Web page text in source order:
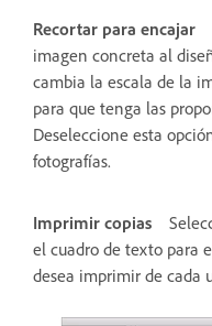
Recortar para encajar
imagen concreta al
cambia la escala de la
para que tenga las
Deseleccione esta
fotografías.
Imprimir copias
el cuadro de texto para
desea imprimir de cada